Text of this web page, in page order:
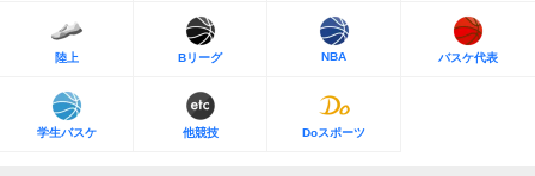
陸上 Bリーグ NBA バスケ代表
学生バスケ 他競技 Doスポーツ